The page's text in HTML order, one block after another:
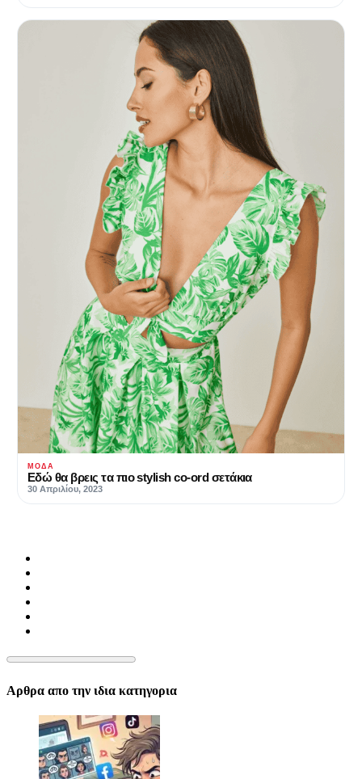
ΜΌΔΑ
Εδώ θα βρεις τα πιο stylish co-ord σετάκια
30 Απριλίου, 2023
Αρθρα απο την ιδια κατηγορια